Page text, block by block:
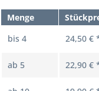
Menge
bis4 24,50 €
ab 5 22,90 €